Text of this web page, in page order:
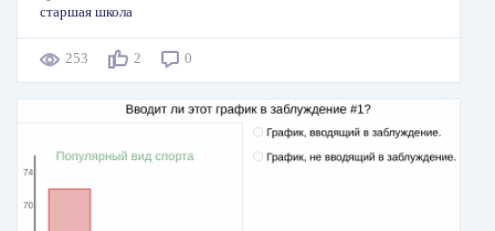
старшая школа
253 2 0